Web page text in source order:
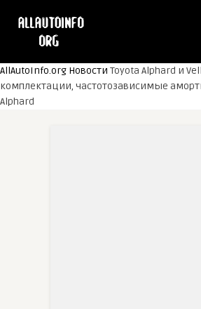
AllAutoInfo.org Новости Toyota Alphard и
комплектации, частотозависимые
Alphard